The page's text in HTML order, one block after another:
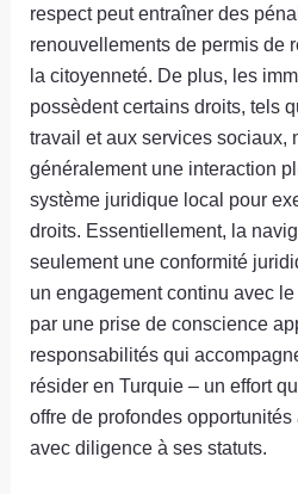
respect peut entraîner des
renouvellements de permis de
la citoyenneté. De plus, les
possèdent certains droits, tels
travail et aux services sociaux,
généralement une interaction
système juridique local pour
droits. Essentiellement, la
seulement une conformité
un engagement continu avec
par une prise de conscience
responsabilités qui
résider en Turquie – un effort
offre de profondes
avec diligence à ses statuts.